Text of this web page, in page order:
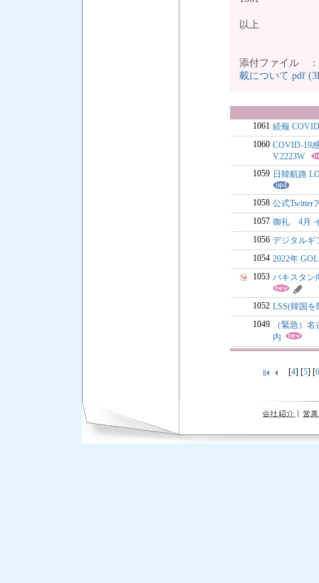
以上
添付ファイル
載について.pdf
1061 続報
1060 COVID-19
V.2223W
1059 日韓航路
1058 公式Twitter
1057 御礼 4月
1056 デジタルギ
1054 2022年
1053 パキスタン
1052 LSS(韓国を
1049
（緊急）
内
[4] [5] [6